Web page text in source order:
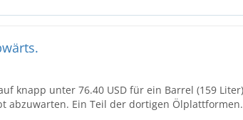
knapp unter 76.40 USD für ein Barrel (159
abzuwarten. Ein Teil der dortigen